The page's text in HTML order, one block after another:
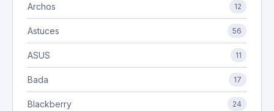
Archos 12
Astuces 56
ASUS 11
Bada 17
Blackberry 24